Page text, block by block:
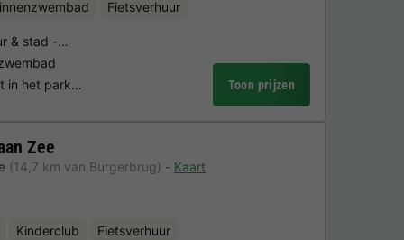
Fietsverhuur
& stad -…
in het park…
Toon prijzen
Zee
(14,7 km van Burgerbrug)
Kaart
Kinderclub Fietsverhuur